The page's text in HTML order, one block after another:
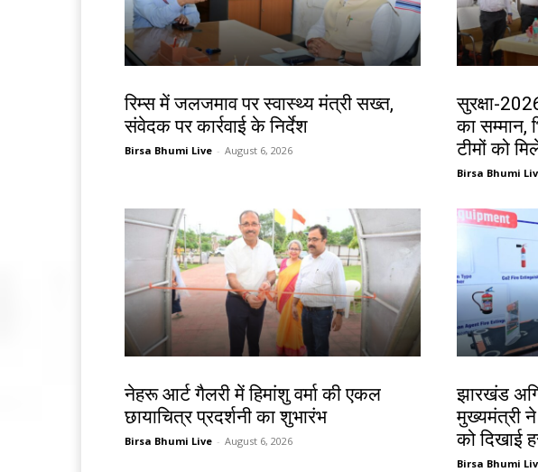
रिम्स में जलजमाव पर स्वास्थ्य मंत्री सख्त,
संवेदक पर कार्रवाई के निर्देश
Birsa Bhumi Live - August 6, 2026
सुरक्षा-
का सम्मान,
टीमों को
Birsa Bhumi
नेहरू आर्ट गैलरी में हिमांशु वर्मा की एकल
छायाचित्र प्रदर्शनी का शुभारंभ
Birsa Bhumi Live - August 6, 2026
झारखंड
मुख्यमंत्री
को दिखाई
Birsa Bhumi